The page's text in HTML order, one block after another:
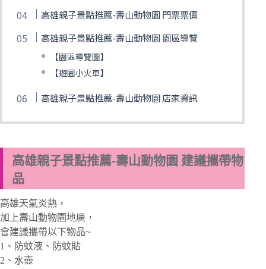
高雄親子景點推薦-壽山動物園 門票票價
高雄親子景點推薦-壽山動物園 園區導覽
【園區導覽圖】
【遊園小火車】
高雄親子景點推薦-壽山動物園 店家資訊
高雄親子景點推薦-壽山動物園 建議攜帶物
品
高雄天氣炎熱，
加上壽山動物園地廣，
會建議攜帶以下物品~
1、防蚊液、防蚊貼
2、水壺